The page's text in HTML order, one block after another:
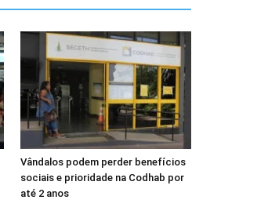
Vândalos podem perder benefícios
sociais e prioridade na Codhab por
até 2 anos